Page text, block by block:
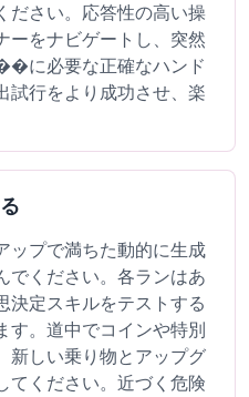
ださい。応答性の高い操
ーをナビゲートし、突然
に必要な正確なハンド
試行をより成功させ、楽
ップで満ちた動的に生成
でください。各ランはあ
決定スキルをテストする
す。道中でコインや特別
新しい乗り物とアップグ
てください。近づく危険